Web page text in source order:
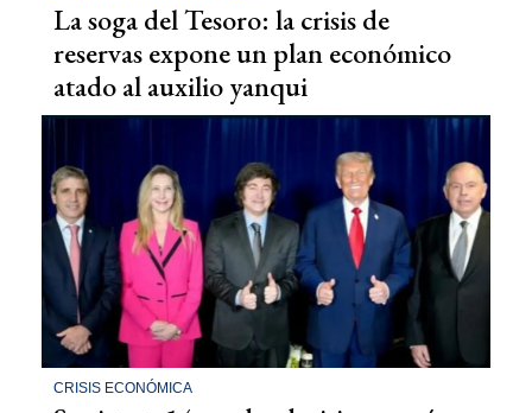
La soga del Tesoro: la crisis de
reservas expone un plan económico
atado al auxilio yanqui
CRISIS ECONÓMICA